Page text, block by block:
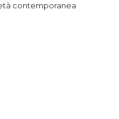
contemporanea